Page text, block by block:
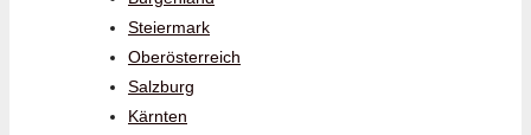
Steiermark
Oberösterreich
Salzburg
Kärnten